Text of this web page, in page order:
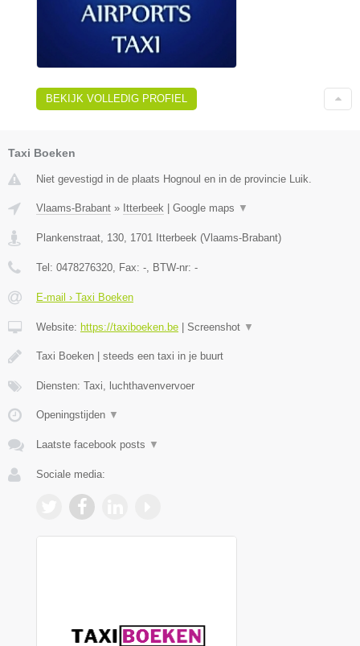
BEKIJK VOLLEDIG PROFIEL
Taxi Boeken
Niet gevestigd in de plaats Hognoul en in de provincie Luik.
Vlaams-Brabant » Itterbeek Google maps ▼
Plankenstraat, 130, 1701 Itterbeek (Vlaams-Brabant)
Tel: 0478276320, Fax: -, BTW-nr: -
E-mail › Taxi Boeken
Website: https://taxiboeken.be Screenshot ▼
Taxi Boeken | steeds een taxi in je buurt
Diensten: Taxi, luchthavenvervoer
Openingstijden ▼
Laatste facebook posts ▼
Sociale media: